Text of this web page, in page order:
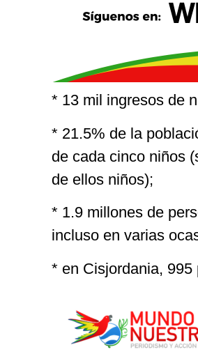
* 13 mil ingresos de
* 21.5% de la
de cada cinco niños
de ellos niños);
* 1.9 millones de
incluso en varias
* en Cisjordania,